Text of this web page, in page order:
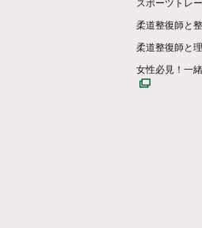
スポーツトレ
柔道整復師と
柔道整復師と
女性必見！一